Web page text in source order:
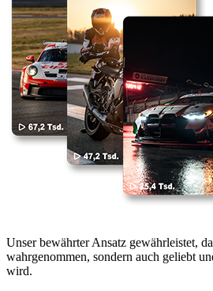
Unser bewährter Ansatz gewährleistet,
wahrgenommen, sondern auch geliebt
wird.